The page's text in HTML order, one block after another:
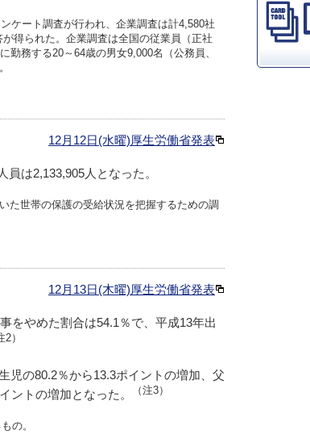
ケート調査が行われ、企業調査は計4,580社
得られた。企業調査は全国の従業員（正社
勤務する20～64歳の男女9,000名（公務員、
12月12日(水曜)厚生労働省発表
は2,133,905人となった。
た世帯の保護の受給状況を把握するための調
12月13日(木曜)厚生労働省発表
をやめた割合は54.1％で、平成13年出
2）
児の80.2％から13.3ポイントの増加、父
ントの増加となった。
（注3）
の。